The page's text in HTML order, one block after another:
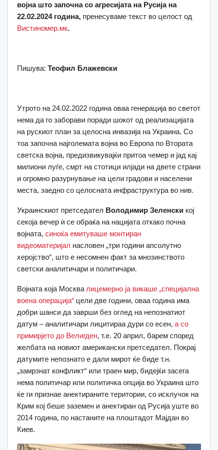
војна што започна со агресијата на Русија на
22.02.2024 година, пренесуваме текст во целост од
Вистиномер.мк.
Пишува: Теофил Блажевски
Утрото на 24.02.2022 година оваа генерација во светот
нема да го заборави поради шокот од реализацијата
на рускиот план за целосна инвазија на Украина. Со
тоа започна најголемата војна во Европа по Втората
светска војна, предизвикувајќи притоа чемер и јад кај
милиони луѓе, смрт на стотици илјади на двете страни
и огромно разурнување на цели градови и населени
места, заедно со целосната инфраструктура во нив.
Украинскиот претседател Володимир Зеленски кој
секоја вечер ѝ се обраќа на нацијата откако почна
војната, синоќа емитуваше монтиран
видеоматеријал насловен „три години апсолутно
херојство“, што е несомнен факт за мнозинството
светски аналитичари и политичари.
Војната која Москва лицемерно ја викаше „специјална
воена операција“ цели две години, оваа година има
добри шанси да заврши без оглед на непознатиот
датум – аналитичари лицитираа дури со есен, а со
примирјето до Велигден, т.е. 20 април, барем според
желбата на новиот американски претседател. Покрај
датумите непознато е дали мирот ќе биде т.н.
„замрзнат конфликт“ или траен мир, бидејќи засега
нема политичар или политичка опција во Украина што
ќе ги признае анектираните територии, со исклучок на
Крим кој беше заземен и анектиран од Русија уште во
2014 година, по настаните на плоштадот Мајдан во
Киев.